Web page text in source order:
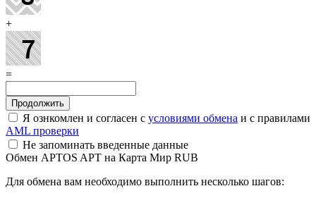
+
=
Я ознкомлен и согласен с условиями обмена и с правилами
AML проверки
Не запоминать введенные данные
Обмен APTOS APT на Карта Мир RUB
Для обмена вам необходимо выполнить несколько шагов: